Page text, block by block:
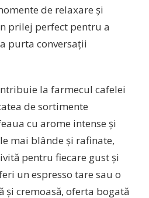
de relaxare și
prilej perfect pentru a
purta conversații
la farmecul cafelei
de sortimente
cu arome intense și
mai blânde și rafinate,
pentru fiecare gust și
un espresso tare sau o
și cremoasă, oferta bogată